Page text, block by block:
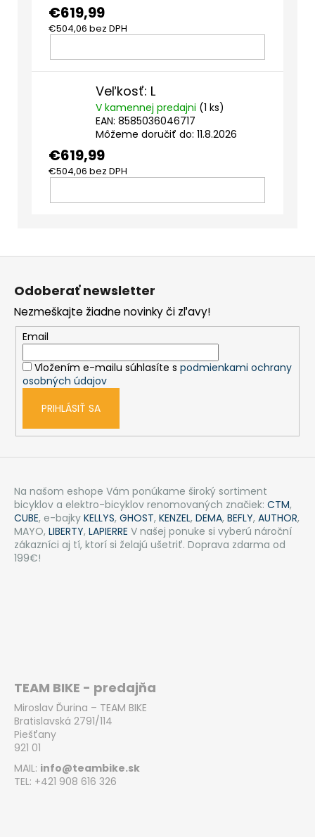
€619,99
€504,06 bez DPH
DO
Veľkosť: L
V kamennej predajni (1 ks)
EAN: 8585036046717
Môžeme doručiť do: 11.8.2026
€619,99
€504,06 bez DPH
DO
Z
Odoberať newsletter
Nezmeškajte žiadne novinky či zľavy!
Email
Vložením e-mailu súhlasíte s podmienkami ochrany
osobných údajov
PRIHLÁSIŤ SA
Na našom eshope Vám ponúkame široký sortiment
bicyklov a elektro-bicyklov renomovaných značiek: CTM,
CUBE, e-bajky KELLYS, GHOST, KENZEL, DEMA, BEFLY, AUTHOR,
MAYO, LIBERTY, LAPIERRE V našej ponuke si vyberú nároční
zákazníci aj tí, ktorí si želajú ušetriť. Doprava zdarma od
199€!
TEAM BIKE - predajňa
Miroslav Ďurina – TEAM BIKE
Bratislavská 2791/114
Piešťany
921 01
MAIL: info@teambike.sk
TEL: +421 908 616 326